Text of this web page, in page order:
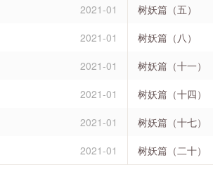
2021-01
树妖篇（五）
2021-01
树妖篇（八）
2021-01
树妖篇（十一）
2021-01
树妖篇（十四）
2021-01
树妖篇（十七）
2021-01 树妖篇（二十）